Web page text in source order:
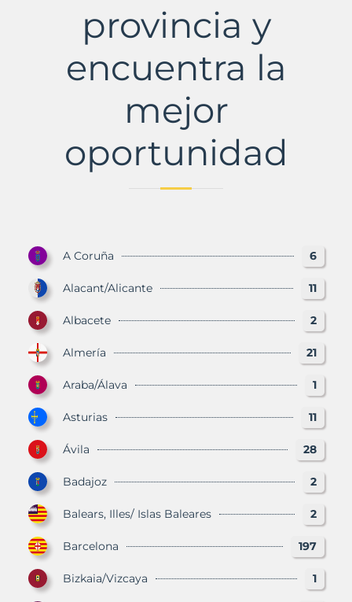
provincia y
encuentra la
mejor
oportunidad
A Coruña 6
Alacant/Alicante 11
Albacete 2
Almería 21
Araba/Álava 1
Asturias 11
Ávila 28
Badajoz 2
Balears, Illes/ Islas Baleares 2
Barcelona 197
Bizkaia/Vizcaya 1